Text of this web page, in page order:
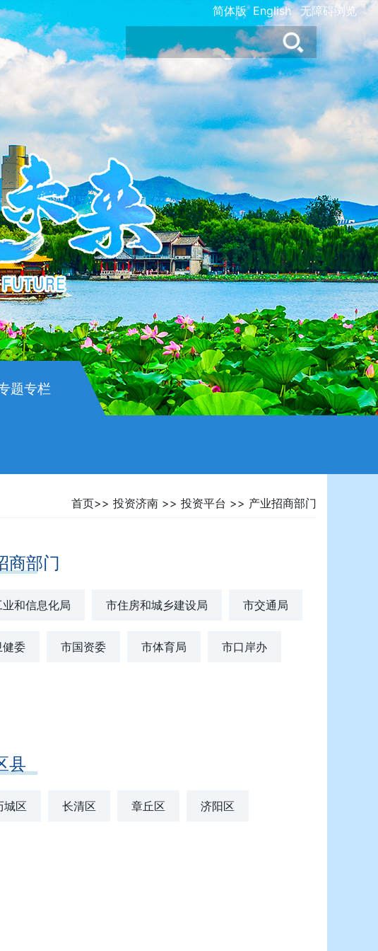
无障碍浏览
English
简体版
题专栏
首页>> 投资济南 >> 投资平台 >> 产业招商部门
商部门
和信息化局 市住房和城乡建设局 市交通局
健委 市国资委 市体育局 市口岸办
县
城区 长清区 章丘区 济阳区